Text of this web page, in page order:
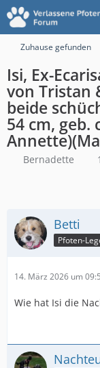
Zuhause gefunden
Isi, Ex-
von Tristan
beide
54 cm, geb.
Bernadette
Betti
Pfoten-
14. März 2026 um
Wie hat Isi die